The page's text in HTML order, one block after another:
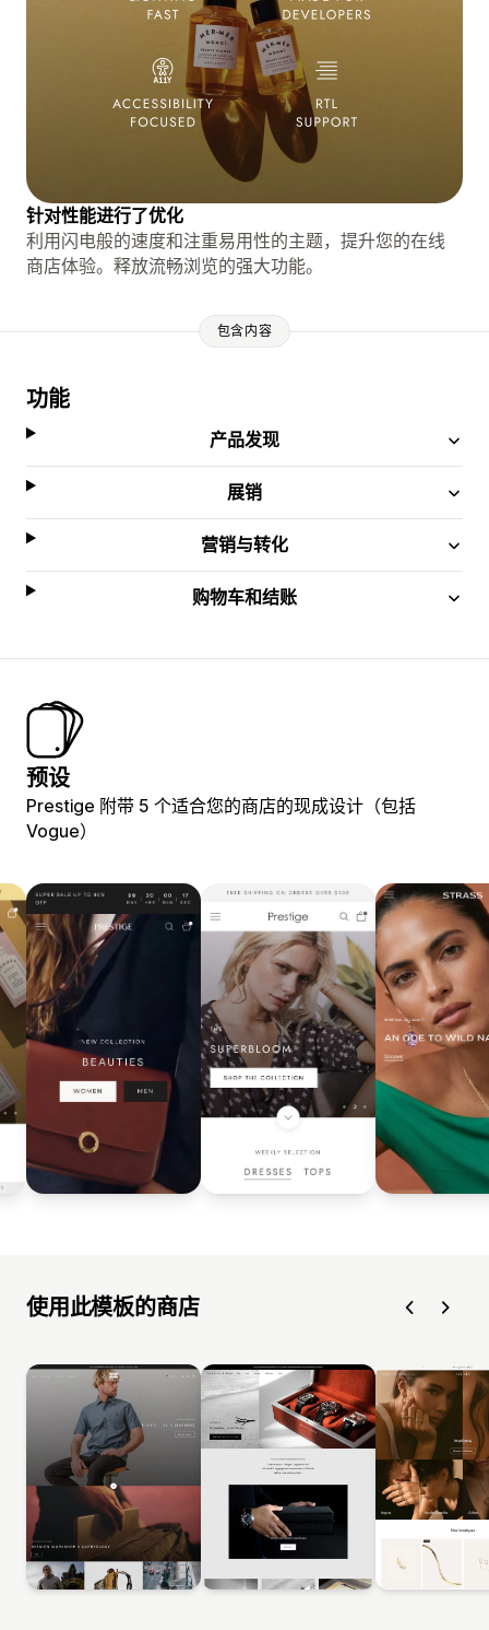
针对性能进行了优化
利用闪电般的速度和注重易用性的主题，提升您的在线
商店体验。释放流畅浏览的强大功能。
包含内容
功能
产品发现
展销
营销与转化
购物车和结账
预设
Prestige 附带 5 个适合您的商店的现成设计（包括
Vogue）
使用此模板的商店